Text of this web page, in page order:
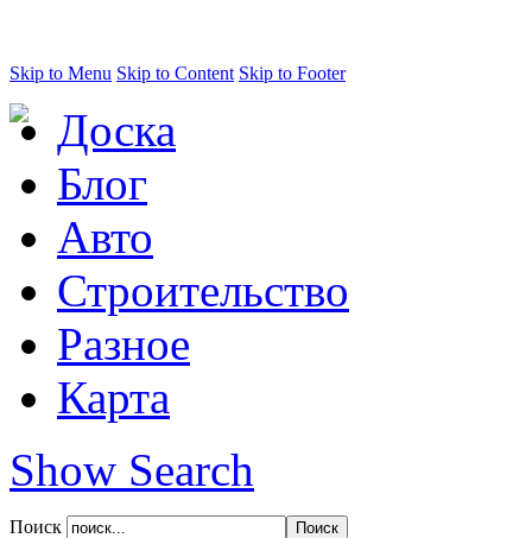
Skip to Menu Skip to Content Skip to Footer
Доска
Блог
Авто
Строительство
Разное
Карта
Show Search
Поиск